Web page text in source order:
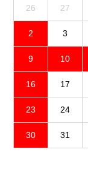
26 27
2 3
9 10
16 17
23 24
30 31